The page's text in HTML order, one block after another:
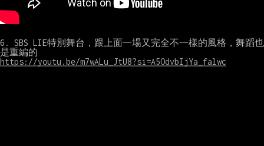
6. SBS LIE特別舞台，跟上面一場又完全不一樣的風格，舞蹈也
https://youtu.be/m7wALu_JtU8?si=A5OdvbIjYa_falwc